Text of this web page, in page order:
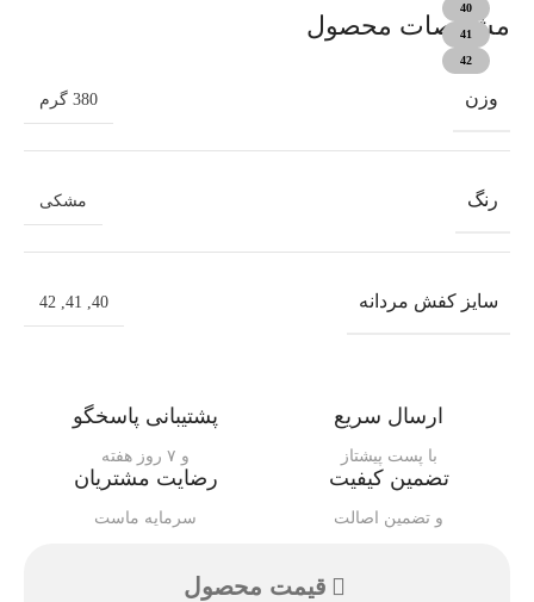
40
41
42
مشخصات محصول
وزن 380 گرم
رنگ مشکی
سایز کفش مردانه 40
41
42
ارسال سریع
با پست پیشتاز
پشتیبانی پاسخگو
و ۷ روز هفته
تضمین کیفیت
و تضمین اصالت
رضایت مشتریان
سرمایه ماست
قیمت محصول